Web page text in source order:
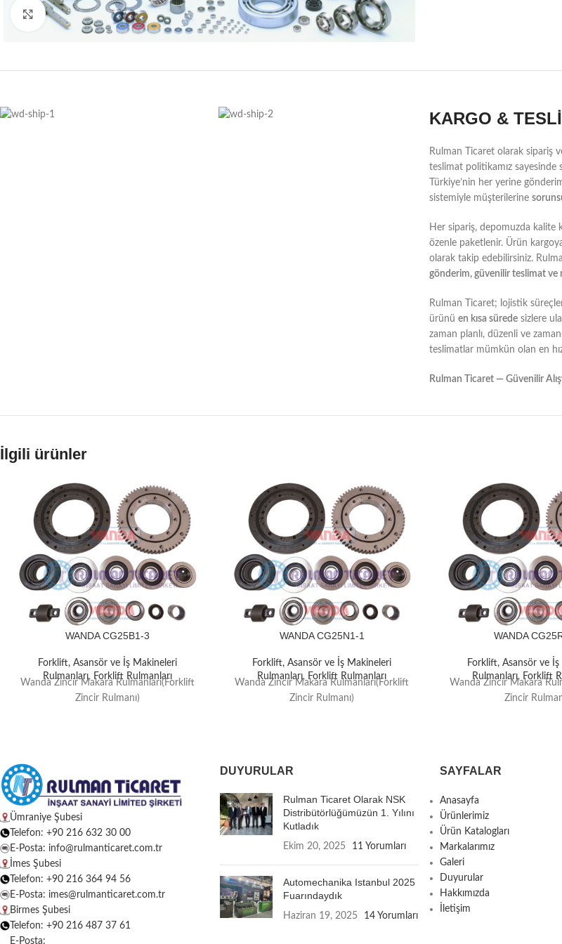
Büyütmek için tıklayın
KARGO &
Rulman Ticaret olarak sipariş
teslimat politikamız sayesinde
Türkiye’nin her yerine
sistemiyle müşterilerine
Her sipariş, depomuzda kalite
özenle paketlenir. Ürün
olarak takip edebilirsiniz.
gönderim, güvenilir teslimat
Rulman Ticaret; lojistik
ürünü en kısa sürede sizlere
zaman planlı, düzenli ve
teslimatlar mümkün olan en
Rulman Ticaret — Güvenilir
İlgili ürünler
WANDA CG25B1-3
Forklift, Asansör ve İş Makineleri
Rulmanları, Forklift Rulmanları
Wanda Zincir Makara Rulmanları(Forklift
Zincir Rulmanı)
WANDA CG25N1-1
Forklift, Asansör ve İş Makineleri
Rulmanları, Forklift Rulmanları
Wanda Zincir Makara Rulmanları(Forklift
Zincir Rulmanı)
WANDA
Forklift, Asansör ve
Rulmanları, Forklift
Wanda Zincir Makara
Zincir
Ümraniye Şubesi
Telefon: +90 216 632 30 00
E-Posta: info@rulmanticaret.com.tr
İmes Şubesi
Telefon: +90 216 364 94 56
E-Posta: imes@rulmanticaret.com.tr
Birmes Şubesi
Telefon: +90 216 487 37 61
E-Posta:
DUYURULAR
Rulman Ticaret Olarak NSK
Distribütörlüğümüzün 1. Yılını
Kutladık
Ekim 20, 2025 11 Yorumları
Automechanika Istanbul 2025
Fuarındaydık
Haziran 19, 2025 14 Yorumları
SAYFALAR
Anasayfa
Ürünlerimiz
Ürün Katalogları
Markalarımız
Galeri
Duyurular
Hakkımızda
İletişim